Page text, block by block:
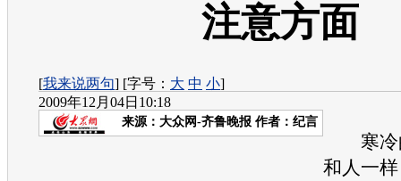
注意方面
[我来说两句] [字号： 大 中 小]
2009年12月04日10:18
来源： 大众网-齐鲁晚报 作者：纪言
寒冷
和人一